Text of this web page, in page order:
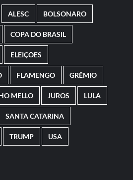
ALESC BOLSONARO
COPA DO BRASIL
ELEIÇÕES
FLAMENGO GRÊMIO
MELLO JUROS LULA
SANTA CATARINA
TRUMP USA